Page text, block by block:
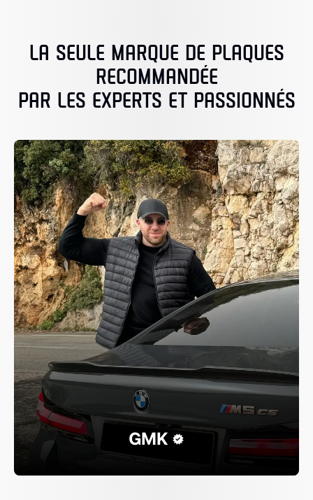
LA SEULE MARQUE DE PLAQUES
RECOMMANDÉE
PAR LES EXPERTS ET PASSIONNÉS
GMK